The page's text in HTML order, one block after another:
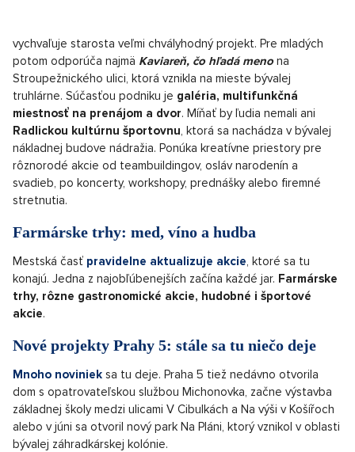
vychvaľuje starosta veľmi chvályhodný projekt. Pre mladých
potom odporúča najmä Kaviareň, čo hľadá menona
Stroupežnického ulici, ktorá vznikla na mieste bývalej
truhlárne. Súčasťou podniku je galéria, multifunkčná
miestnosť na prenájom a dvor. Míňať by ľudia nemali ani
Radlickou kultúrnu športovnu, ktorá sa nachádza v bývalej
nákladnej budove nádražia. Ponúka kreatívne priestory pre
rôznorodé akcie od teambuildingov, osláv narodenín a
svadieb, po koncerty, workshopy, prednášky alebo firemné
stretnutia.
Farmárske trhy: med, víno a hudba
Mestská časť pravidelne aktualizuje akcie, ktoré sa tu
konajú. Jedna z najobľúbenejších začína každé jar. Farmárske
trhy, rôzne gastronomické akcie, hudobné i športové
akcie.
Nové projekty Prahy 5: stále sa tu niečo deje
Mnoho noviniek sa tu deje. Praha 5 tiež nedávno otvorila
dom s opatrovateľskou službou Michonovka, začne výstavba
základnej školy medzi ulicami V Cibulkách a Na výši v Košířoch
alebo v júni sa otvoril nový park Na Pláni, ktorý vznikol v oblasti
bývalej záhradkárskej kolónie.